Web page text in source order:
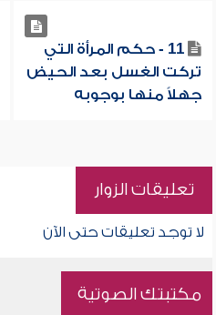
11 - حكم المرأة التي
تركت الغسل بعد الحيض
جهلاً منها بوجوبه
تعليقات الزوار
لا توجد تعليقات حتى الآن
مكتبتك الصوتية